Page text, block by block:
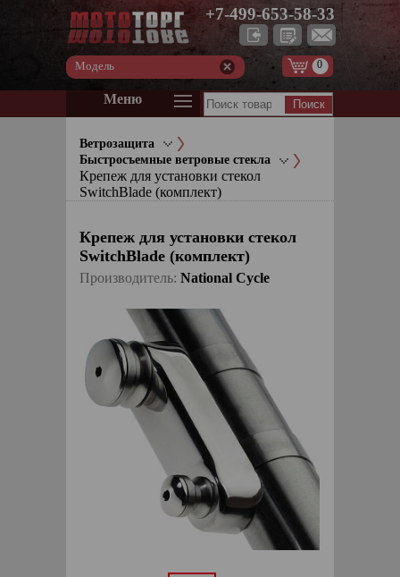
+7-499-653-58-33
Модель 0
Меню
Ветрозащита
Быстросъемные ветровые стекла
Крепеж для установки стекол
SwitchBlade (комплект)
Крепеж для установки стекол
SwitchBlade (комплект)
Производитель: National Cycle